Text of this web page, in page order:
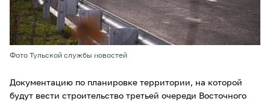
Фото Тульской службы новостей
Документацию по планировке территории, на которой
будут вести строительство третьей очереди Восточного